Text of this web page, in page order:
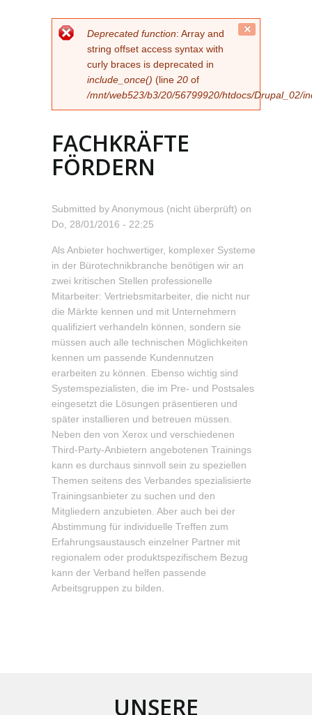
FEHLERMELDUNG
Deprecated function: Array and
string offset access syntax with
curly braces is deprecated in
include_once() (line 20 of
/mnt/web523/b3/20/56799920/htdocs/Drupal_02/
FACHKRÄFTE
FÖRDERN
Submitted byAnonymous (nicht überprüft) on
Do, 28/01/2016 - 22:25
Als Anbieter hochwertiger, komplexer Systeme
in der Bürotechnikbranche benötigen wir an
zwei kritischen Stellen professionelle
Mitarbeiter: Vertriebsmitarbeiter, die nicht nur
die Märkte kennen und mit Unternehmern
qualifiziert verhandeln können, sondern sie
müssen auch alle technischen Möglichkeiten
kennen um passende Kundennutzen
erarbeiten zu können. Ebenso wichtig sind
Systemspezialisten, die im Pre- und Postsales
eingesetzt die Lösungen präsentieren und
später installieren und betreuen müssen.
Neben den von Xerox und verschiedenen
Third-Party-Anbietern angebotenen Trainings
kann es durchaus sinnvoll sein zu speziellen
Themen seitens des Verbandes spezialisierte
Trainingsanbieter zu suchen und den
Mitgliedern anzubieten. Aber auch bei der
Abstimmung für individuelle Treffen zum
Erfahrungsaustausch einzelner Partner mit
regionalem oder produktspezifischem Bezug
kann der Verband helfen passende
Arbeitsgruppen zu bilden.
UNSERE